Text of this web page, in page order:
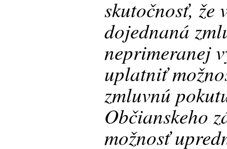
skutočnosť, že
dojednaná
neprimeranej
uplatniť
zmluvnú
Občianskeho
možnosť